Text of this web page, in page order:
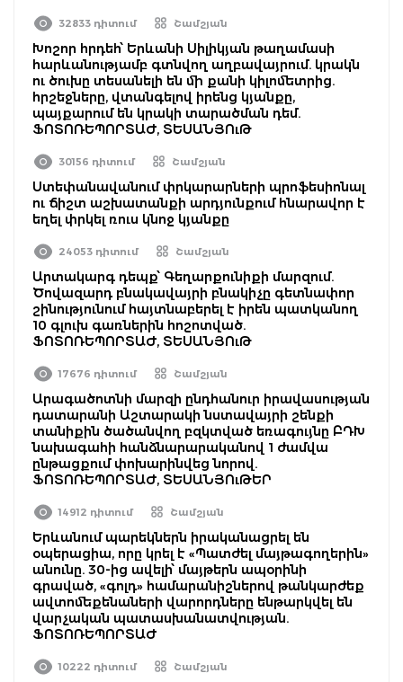
32833 դիտում Շամշյան
Խոշոր հրդեհ՝ Երևանի Սիլիկյան թաղամասի
հարևանությամբ գտնվող աղբավայրում. կրակն
ու ծուխը տեսանելի են մի քանի կիլոմետրից.
հրշեջները, վտանգելով իրենց կյանքը,
պայքարում են կրակի տարածման դեմ.
ՖՈՏՈՌԵՊՈՐՏԱԺ, ՏԵՍԱՆՅՈւԹ
30156 դիտում Շամշյան
Ստեփանավանում փրկարարների պրոֆեսիոնալ
ու ճիշտ աշխատանքի արդյունքում հնարավոր է
եղել փրկել ռուս կնոջ կյանքը
24053 դիտում Շամշյան
Արտակարգ դեպք՝ Գեղարքունիքի մարզում.
Ծովազարդ բնակավայրի բնակիչը գետնափոր
շինությունում հայտնաբերել է իրեն պատկանող
10 գլուխ գառներին հոշոտված.
ՖՈՏՈՌԵՊՈՐՏԱԺ, ՏԵՍԱՆՅՈւԹ
17676 դիտում Շամշյան
Արագածոտնի մարզի ընդհանուր իրավասության
դատարանի Աշտարակի նստավայրի շենքի
տանիքին ծածանվող բզկտված եռագույնը ԲԴԽ
նախագահի հանձնարարականով 1 ժամվա
ընթացքում փոխարինվեց նորով.
ՖՈՏՈՌԵՊՈՐՏԱԺ, ՏԵՍԱՆՅՈւԹԵՐ
14912 դիտում Շամշյան
Երևանում պարեկներն իրականացրել են
օպերացիա, որը կրել է «Պատժել մայթագողերին»
անունը. 30-ից ավելի՝ մայթերն ապօրինի
գրաված, «գոլդ» համարանիշներով թանկարժեք
ավտոմեքենաների վարորդները ենթարկվել են
վարչական պատասխանատվության.
ՖՈՏՈՌԵՊՈՐՏԱԺ
10222 դիտում Շամշյան